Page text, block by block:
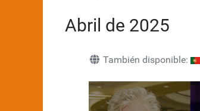
Abril de 2025
También disponible: